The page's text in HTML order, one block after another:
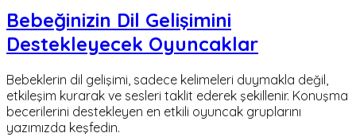
Bebeğinizin Dil Gelişimini
Destekleyecek Oyuncaklar
Bebeklerin dil gelişimi, sadece kelimeleri duymakla değil,
etkileşim kurarak ve sesleri taklit ederek şekillenir. Konuşma
becerilerini destekleyen en etkili oyuncak gruplarını
yazımızda keşfedin.